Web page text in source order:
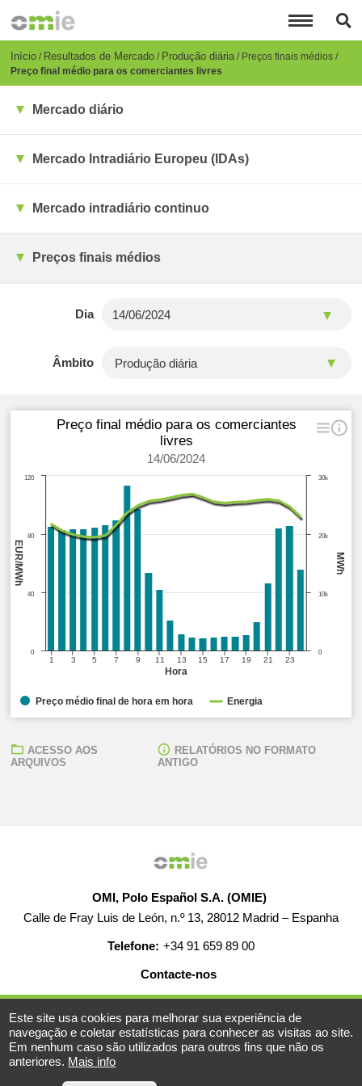
para
conteúdo
principal
Breadcrumb
Início Resultados de Mercado Produção diária Preços finais médios
Preço final médio para os comerciantes livres
Mercado diário
Mercado Intradiário Europeu (IDAs)
Mercado intradiário continuo
Preços finais médios
Dia
Âmbito
Hora
MWh
EUR/MWh
Preço final médio para os comerciantes
livres
14/06/2024
1 3 5 7 9 11 13 15 17 19 21 23
0
10k
20k
30k
0
40
80
120
Preço médio final de hora em hora Energia
ACESSO AOS
ARQUIVOS
RELATÓRIOS NO FORMATO
ANTIGO
OMI, Polo Español S.A. (OMIE)
Calle de Fray Luis de León, n.º 13, 28012 Madrid – Espanha
Telefone: +34 91 659 89 00
Contacte-nos
© 2019-2026 - Todos os direitos reservados
AJUDA EMPREGO MAPA WEB AVISO LEGAL
Este site usa cookies para melhorar sua experiência de
navegação e coletar estatísticas para conhecer as visitas ao site.
Em nenhum caso são utilizados para outros fins que não os
anteriores. Mais info